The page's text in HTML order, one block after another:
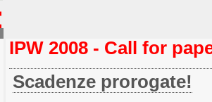
IPW 2008 - Call for
Scadenze prorogate!